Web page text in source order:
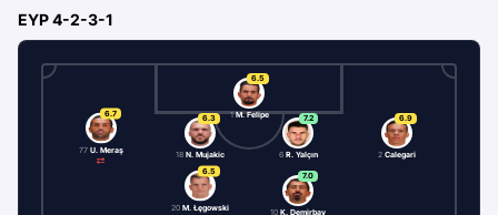
EYP4-2-3-1
6.5
1 M. Felipe 6.9
2 Calegari
7.2
6 R. Yalçın
6.3
18 N. Mujakic
6.7
77 U. Meraş
7.0
10 K. Demirbay
6.5
20 M. Łęgowski